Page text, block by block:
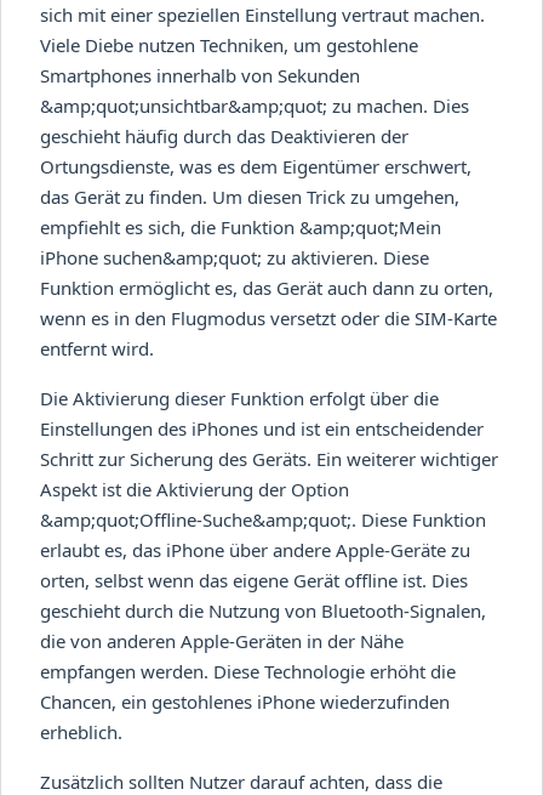
sich mit einer speziellen Einstellung vertraut machen.
Viele Diebe nutzen Techniken, um gestohlene
Smartphones innerhalb von Sekunden
&amp;quot;unsichtbar&amp;quot; zu machen. Dies
geschieht häufig durch das Deaktivieren der
Ortungsdienste, was es dem Eigentümer erschwert,
das Gerät zu finden. Um diesen Trick zu umgehen,
empfiehlt es sich, die Funktion &amp;quot;Mein
iPhone suchen&amp;quot; zu aktivieren. Diese
Funktion ermöglicht es, das Gerät auch dann zu orten,
wenn es in den Flugmodus versetzt oder die SIM-Karte
entfernt wird.
Die Aktivierung dieser Funktion erfolgt über die
Einstellungen des iPhones und ist ein entscheidender
Schritt zur Sicherung des Geräts. Ein weiterer wichtiger
Aspekt ist die Aktivierung der Option
&amp;quot;Offline-Suche&amp;quot;. Diese Funktion
erlaubt es, das iPhone über andere Apple-Geräte zu
orten, selbst wenn das eigene Gerät offline ist. Dies
geschieht durch die Nutzung von Bluetooth-Signalen,
die von anderen Apple-Geräten in der Nähe
empfangen werden. Diese Technologie erhöht die
Chancen, ein gestohlenes iPhone wiederzufinden
erheblich.
Zusätzlich sollten Nutzer darauf achten, dass die